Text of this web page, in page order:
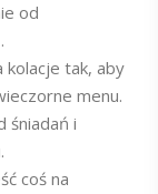
od
tak, aby
menu.
śniadań i
coś na